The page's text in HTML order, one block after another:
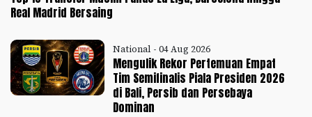
Real Madrid Bersaing
National - 04 Aug 2026
Mengulik Rekor Pertemuan Empat
Tim Semifinalis Piala Presiden 2026
di Bali, Persib dan Persebaya
Dominan